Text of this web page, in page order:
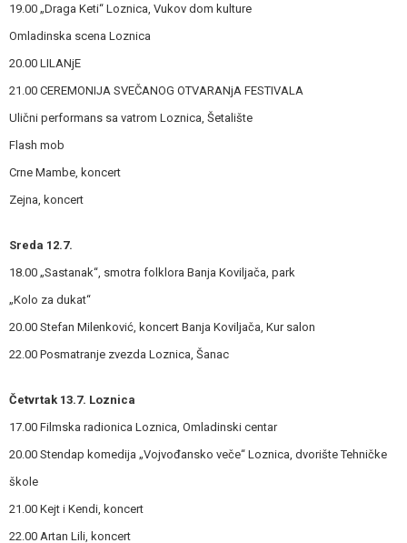
19.00 „Draga Keti“ Loznica, Vukov dom kulture
Omladinska scena Loznica
20.00 LILANjE
21.00 CEREMONIJA SVEČANOG OTVARANjA FESTIVALA
Ulični performans sa vatrom Loznica, Šetalište
Flash mob
Crne Mambe, koncert
Zejna, koncert
Sreda 12.7.
18.00 „Sastanak“, smotra folklora Banja Koviljača, park
„Kolo za dukat“
20.00 Stefan Milenković, koncert Banja Koviljača, Kur salon
22.00 Posmatranje zvezda Loznica, Šanac
Četvrtak 13.7. Loznica
17.00 Filmska radionica Loznica, Omladinski centar
20.00 Stendap komedija „Vojvođansko veče“ Loznica, dvorište Tehničke
škole
21.00 Kejt i Kendi, koncert
22.00 Artan Lili, koncert